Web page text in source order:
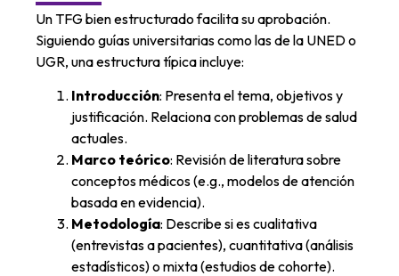
Un TFG bien estructurado facilita su aprobación.
Siguiendo guías universitarias como las de la UNED o
UGR, una estructura típica incluye:
Introducción: Presenta el tema, objetivos y
justificación. Relaciona con problemas de salud
actuales.
Marco teórico: Revisión de literatura sobre
conceptos médicos (e.g., modelos de atención
basada en evidencia).
Metodología: Describe si es cualitativa
(entrevistas a pacientes), cuantitativa (análisis
estadísticos) o mixta (estudios de cohorte).